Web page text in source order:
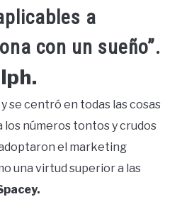
a
con un sueño”.
se centró en todas las cosas
los números tontos y crudos
el marketing
una virtud superior a las